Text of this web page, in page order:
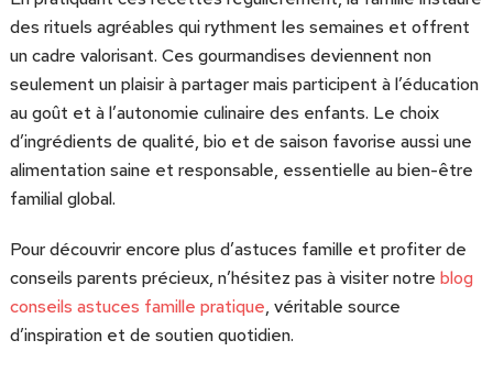
des rituels agréables qui rythment les semaines et offrent
un cadre valorisant. Ces gourmandises deviennent non
seulement un plaisir à partager mais participent à l’éducation
au goût et à l’autonomie culinaire des enfants. Le choix
d’ingrédients de qualité, bio et de saison favorise aussi une
alimentation saine et responsable, essentielle au bien-être
familial global.
Pour découvrir encore plus d’astuces famille et profiter de
conseils parents précieux, n’hésitez pas à visiter notre blog
conseils astuces famille pratique, véritable source
d’inspiration et de soutien quotidien.